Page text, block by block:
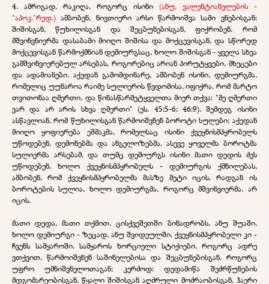
4. ამრიგად, რაკიღა, როგორც ისინი (ანუ, ვალენტიანელების -
"აპოკ."რედ.) ამბობენ, ნივთიერი არსი წარმოიშვა სამი ვნებისგან:
შიშისგან, წუხილისგან და შეცბუნებისგან, ფიქრობენ, რომ
მშვინვნიერმა დასაბამი მიიღო შიშისა და მოქცევისგან, და სწორედ
მოქცევისგან წარმოქმნიან დემიურგსაც, ხოლო შიშისგან - ყველა სხვა
გამშვინვიერებულ არსებას, როგორებიც არიან პირუტყვები, მხეცები
და ადამიანები. აქედან გამომდინარე, ამბობენ ისინი, დემიურგმა,
რომელიც უუნაროა რაიმე სულიერის წვდომისა, იფიქრა, რომ მარტო
თვითონაა ღმერთი, და წინასწარმეტყველთა მიერ თქვა: "მე ღმერთი
ვარ და არ არის სხვა ღმერთი" (ეს. 45:5-6; 46:9). შემდეგ ისინი
ასწავლიან, რომ წუხილისგან წარმოიშვნენ ბოროტი სულები; აქედან
მიიღო ყოფიერება ეშმაკმა, რომელსაც ისინი ქვეყნისმპყრობელს
უწოდებენ, დემონებმა და ანგელოზებმა, ასევე ყოველმა ბოროტმა
სულიერმა არსებამ. და თუმც დემიურგს ისინი მათი დედის ძეს
უწოდებენ, ხოლო ქვეყნისმპყრობელს - დემიურგის ქმნილებას,
ამბობენ, რომ ქვეყნისმპყრობელმა მასზე მეტი იცის, რადგან ის
ბოროტების სულია, ხოლო დემიურგმა, როგორც მშვინვიერმა, არ
იცის.
მათი დედა, მათი თქმით, ცისქვეშეთში ბინადრობს, ანუ შუაში,
ხოლო დემიურგი - ზეცად, ანუ შვიდეულში, ქვეყნისმპყრობელი კი -
ჩვენს სამყაროში. სამყაროს ხორციელი სტიქიები, როგორც ადრე
ვთქვით, წარმოიშვნენ საშინელებისა და შეცბუნებისგან, როგორც
უფრო უმნიშვნელოთაგან; კერძოდ: დედამიწა შეძრწუნების
მდგომარეობისგან, წყალი შიშისგან აღძრული მოძრაობისგან, ჰაერი